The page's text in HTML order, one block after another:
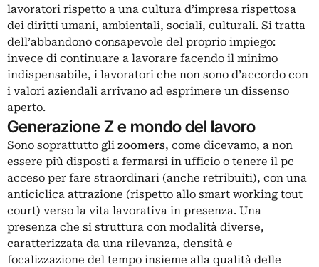
lavoratori rispetto a una cultura d’impresa rispettosa
dei diritti umani, ambientali, sociali, culturali. Si tratta
dell’abbandono consapevole del proprio impiego:
invece di continuare a lavorare facendo il minimo
indispensabile, i lavoratori che non sono d’accordo con
i valori aziendali arrivano ad esprimere un dissenso
aperto.
Generazione Z e mondo del lavoro
Sono soprattutto gli zoomers, come dicevamo, a non
essere più disposti a fermarsi in ufficio o tenere il pc
acceso per fare straordinari (anche retribuiti), con una
anticiclica attrazione (rispetto allo smart working tout
court) verso la vita lavorativa in presenza. Una
presenza che si struttura con modalità diverse,
caratterizzata da una rilevanza, densità e
focalizzazione del tempo insieme alla qualità delle